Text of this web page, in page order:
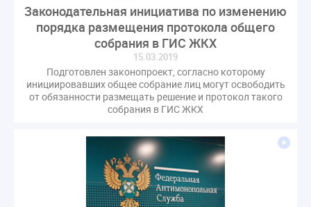
Законодательная инициатива по изменению
порядка размещения протокола общего
собрания в ГИС ЖКХ
15.03.2019
Подготовлен законопроект, согласно которому
инициировавших общее собрание лиц могут освободить
от обязанности размещать решение и протокол такого
собрания в ГИС ЖКХ